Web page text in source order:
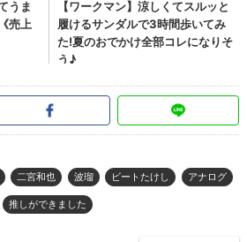
二宮和也 波瑠 ビートたけし アナログ
推しができました